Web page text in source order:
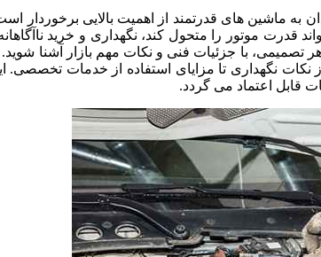
به ماشین های قدرتمند از اهمیت بالایی برخوردار
قدرت موتور را متحول کند، نگهداری و خرید
تصمیمی، با جزئیات فنی و نکات مهم بازار آشنا شوید.
نکات نگهداری تا مزایای استفاده از خدمات
قابل اعتماد می گردد.